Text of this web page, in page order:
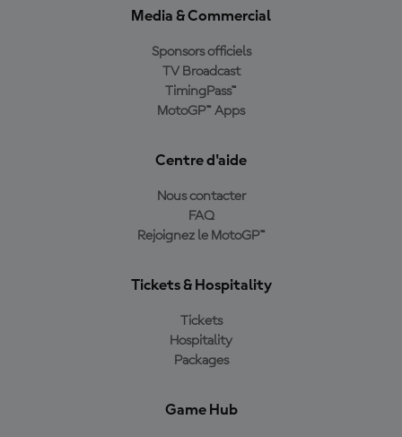
Media & Commercial
Sponsors officiels
TV Broadcast
TimingPass™
MotoGP™ Apps
Centre d'aide
Nous contacter
FAQ
Rejoignez le MotoGP™
Tickets & Hospitality
Tickets
Hospitality
Packages
Game Hub